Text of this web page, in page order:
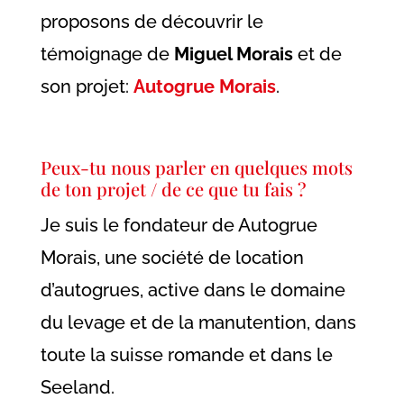
proposons de découvrir le
témoignage de Miguel Moraiset de
son projet: Autogrue Morais.
Peux-tu nous parler en quelques mots
de ton projet / de ce que tu fais ?
Je suis le fondateur de Autogrue
Morais, une société de location
d’autogrues, active dans le domaine
du levage et de la manutention, dans
toute la suisse romande et dans le
Seeland.